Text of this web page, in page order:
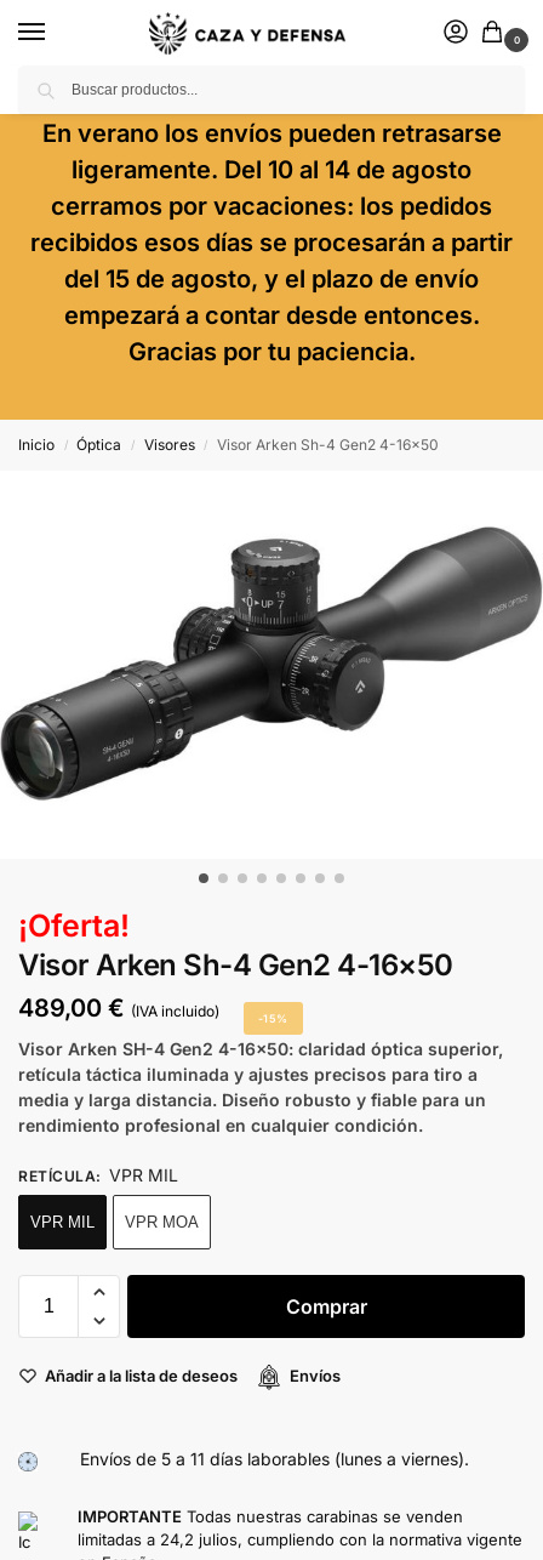
0
En verano los envíos pueden retrasarse
ligeramente. Del 10 al 14 de agosto
cerramos por vacaciones: los pedidos
recibidos esos días se procesarán a partir
del 15 de agosto, y el plazo de envío
empezará a contar desde entonces.
Gracias por tu paciencia.
Inicio / Óptica / Visores / Visor Arken Sh-4 Gen2 4-16×50
¡Oferta!
Visor Arken Sh-4 Gen2 4-16×50
489,00 € (IVA incluido) -15%
Visor Arken SH-4 Gen2 4-16×50: claridad óptica superior,
retícula táctica iluminada y ajustes precisos para tiro a
media y larga distancia. Diseño robusto y fiable para un
rendimiento profesional en cualquier condición.
RETÍCULA: VPR MIL
VPR MIL VPR MOA
Comprar
Añadir a la lista de deseos Envíos
Envíos de 5 a 11 días laborables (lunes a viernes).
IMPORTANTE Todas nuestras carabinas se venden
limitadas a 24,2 julios, cumpliendo con la normativa vigente